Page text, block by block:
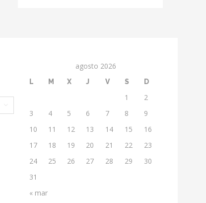

agosto 2026
L M X J V S D
« mar
1
2
3
4 5 6 7 8
9
10
11 12 13 14 15
16
17
18 19 20 21 22
23
24
25 26 27 28 29
30
31